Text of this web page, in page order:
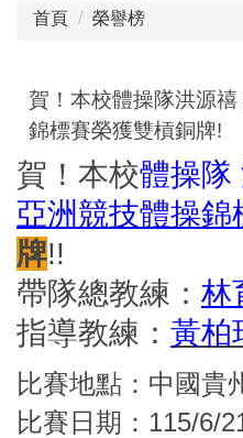
首頁 榮譽榜
賀！本校體操隊洪源
錦標賽榮獲雙槓銅牌!
賀！本校體操隊
亞洲競技體操錦
牌!!
帶隊總教練： 林
指導教練： 黃柏
比賽地點：中國貴
比賽日期：115/6/